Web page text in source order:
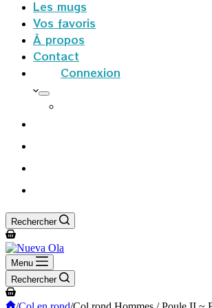
Les mugs
Vos favoris
À propos
Contact
Connexion
Rechercher
Panier
d’achat
Menu
Rechercher
Panier
d’achat
Accueil